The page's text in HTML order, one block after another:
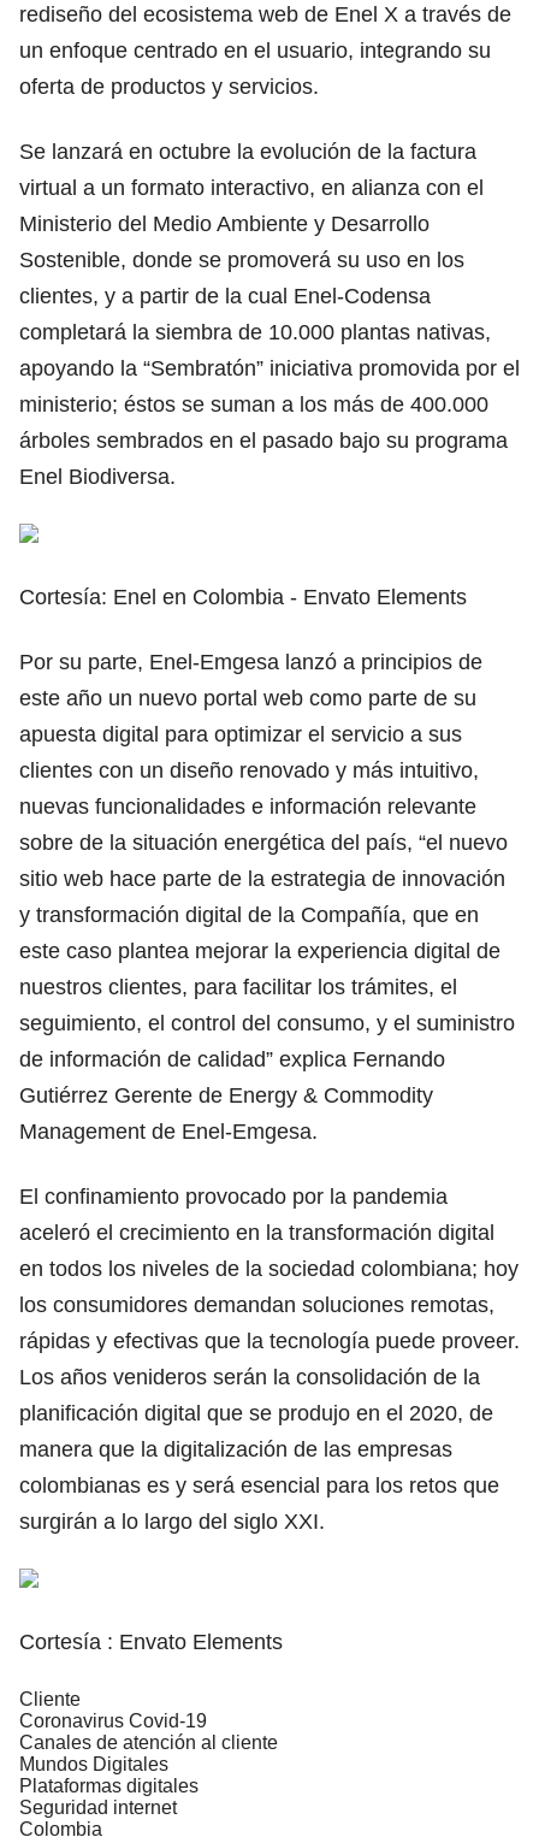
rediseño del ecosistema web de Enel X a través de
un enfoque centrado en el usuario, integrando su
oferta de productos y servicios.
Se lanzará en octubre la evolución de la factura
virtual a un formato interactivo, en alianza con el
Ministerio del Medio Ambiente y Desarrollo
Sostenible, donde se promoverá su uso en los
clientes, y a partir de la cual Enel-Codensa
completará la siembra de 10.000 plantas nativas,
apoyando la “Sembratón” iniciativa promovida por el
ministerio; éstos se suman a los más de 400.000
árboles sembrados en el pasado bajo su programa
Enel Biodiversa.
Cortesía: Enel en Colombia - Envato Elements
Por su parte, Enel-Emgesa lanzó a principios de
este año un nuevo portal web como parte de su
apuesta digital para optimizar el servicio a sus
clientes con un diseño renovado y más intuitivo,
nuevas funcionalidades e información relevante
sobre de la situación energética del país, “el nuevo
sitio web hace parte de la estrategia de innovación
y transformación digital de la Compañía, que en
este caso plantea mejorar la experiencia digital de
nuestros clientes, para facilitar los trámites, el
seguimiento, el control del consumo, y el suministro
de información de calidad” explica Fernando
Gutiérrez Gerente de Energy & Commodity
Management de Enel-Emgesa.
El confinamiento provocado por la pandemia
aceleró el crecimiento en la transformación digital
en todos los niveles de la sociedad colombiana; hoy
los consumidores demandan soluciones remotas,
rápidas y efectivas que la tecnología puede proveer.
Los años venideros serán la consolidación de la
planificación digital que se produjo en el 2020, de
manera que la digitalización de las empresas
colombianas es y será esencial para los retos que
surgirán a lo largo del siglo XXI.
Cortesía : Envato Elements
Cliente
Coronavirus Covid-19
Canales de atención al cliente
Mundos Digitales
Plataformas digitales
Seguridad internet
Colombia